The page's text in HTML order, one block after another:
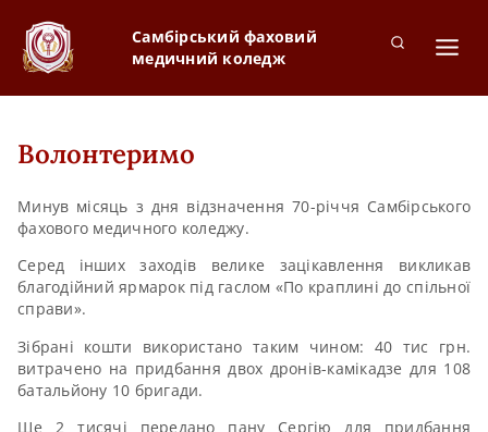
Самбірський фаховий
медичний коледж
Волонтеримо
Минув місяць з дня відзначення 70-річчя Самбірського
фахового медичного коледжу.
Серед інших заходів велике зацікавлення викликав
благодійний ярмарок під гаслом «По краплині до спільної
справи».
Зібрані кошти використано таким чином: 40 тис грн.
витрачено на придбання двох дронів-камікадзе для 108
батальйону 10 бригади.
Ще 2 тисячі передано пану Сергію для придбання